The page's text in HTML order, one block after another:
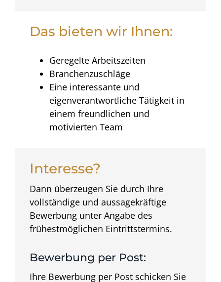
Das bieten wir Ihnen:
Geregelte Arbeitszeiten
Branchenzuschläge
Eine interessante und
eigenverantwortliche Tätigkeit in
einem freundlichen und
motivierten Team
Interesse?
Dann überzeugen Sie durch Ihre
vollständige und aussagekräftige
Bewerbung unter Angabe des
frühestmöglichen Eintrittstermins.
Bewerbung per Post:
Ihre Bewerbung per Post schicken Sie